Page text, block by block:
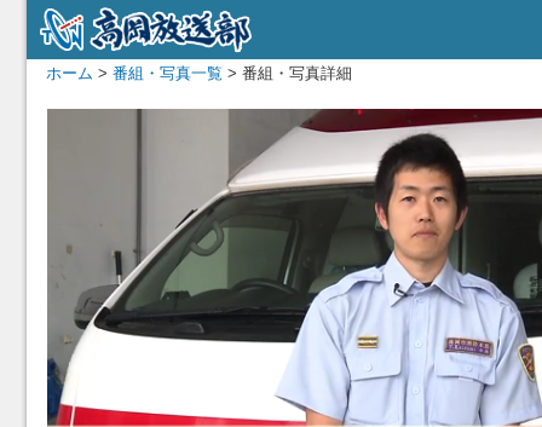
ホーム > 番組・写真一覧 > 番組・写真詳細